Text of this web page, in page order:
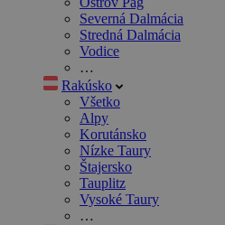
Severná Dalmácia
Stredná Dalmácia
Vodice
…
Rakúsko
Všetko
Alpy
Korutánsko
Nízke Taury
Štajersko
Tauplitz
Vysoké Taury
…